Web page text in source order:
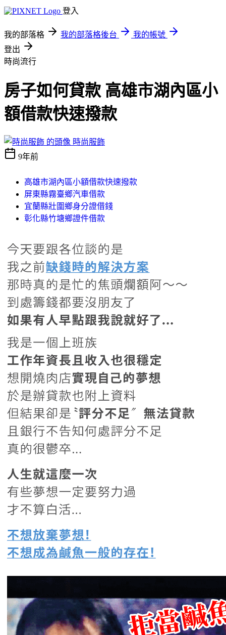
登入
我的部落格 我的部落格後台
我的帳號
登出
時尚流行
房子如何貸款 高雄市湖內區小
額借款快速撥款
時尚服飾
9年前
高雄市湖內區小額借款快速撥款
屏東縣霧臺鄉汽車借款
宜蘭縣壯圍鄉身分證借錢
彰化縣竹塘鄉證件借款